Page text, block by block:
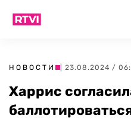
НОВОСТИ | 23.08.2024 /
Харрис